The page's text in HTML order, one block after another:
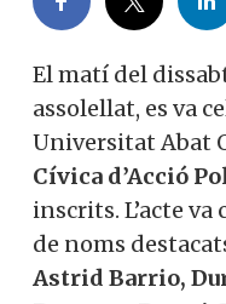
El matí del
assolellat, es va
Universitat Abat
Cívica d’Acció
inscrits. L’acte
de noms
Astrid Barrio,